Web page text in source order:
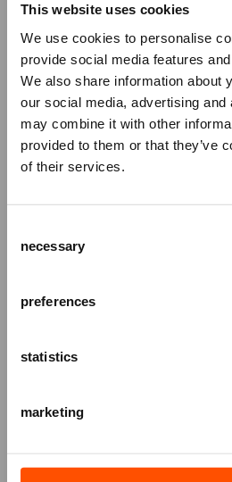
This website uses cookies
We use cookies to personalise
provide social media features
We also share information about
our social media, advertising
may combine it with other
provided to them or that they’ve
of their services.
Selection
necessary
preferences
statistics
marketing
alvast het menu!
Mis niks
en speciale